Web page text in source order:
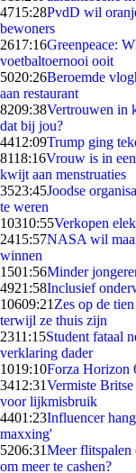
4715:28PvdD wil
bewoners
2617:16Greenpeace:
voetbaltoernooi ooit
5020:26Beroemde
aan restaurant
8209:38Vertrouwen in
dat bij jou?
4412:09Trump ging
8118:16Vrouw is in
kwijt aan menstruaties
3523:45Joodse
te weren
10310:55Verkopen
2415:57NASA wil
winnen
1501:56Minder
4921:58Inclusief
10609:21 Zes op de
terwijl ze thuis zijn
2311:15Student fataal
verklaring dader
1019:10Forza Horizon
3412:31Vermiste
voor lijkmisbruik
4401:23Influencer
maxxing'
5206:31Meer flitspalen
om meer te cashen?